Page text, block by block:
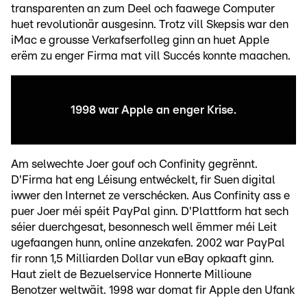
transparenten an zum Deel och faawege Computer
huet revolutionär ausgesinn. Trotz vill Skepsis war den
iMac e grousse Verkafserfolleg ginn an huet Apple
erëm zu enger Firma mat vill Succés konnte maachen.
1998 war Apple an enger Krise.
Am selwechte Joer gouf och Confinity gegrënnt.
D'Firma hat eng Léisung entwéckelt, fir Suen digital
iwwer den Internet ze verschécken. Aus Confinity ass e
puer Joer méi spéit PayPal ginn. D'Plattform hat sech
séier duerchgesat, besonnesch well ëmmer méi Leit
ugefaangen hunn, online anzekafen. 2002 war PayPal
fir ronn 1,5 Milliarden Dollar vun eBay opkaaft ginn.
Haut zielt de Bezuelservice Honnerte Millioune
Benotzer weltwäit. 1998 war domat fir Apple den Ufank